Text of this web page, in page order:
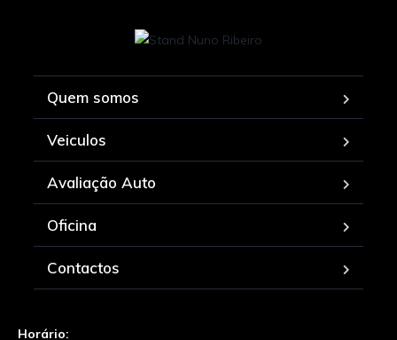
Quem somos
Veiculos
Avaliação Auto
Oficina
Contactos
Horário: